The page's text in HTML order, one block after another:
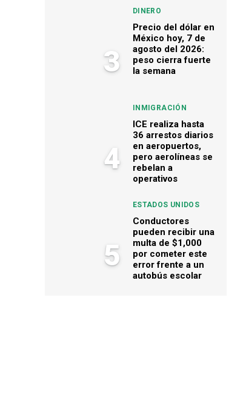
3
DINERO
Precio del dólar en
México hoy, 7 de
agosto del 2026:
peso cierra fuerte
la semana
4
INMIGRACIÓN
ICE realiza hasta
36 arrestos diarios
en aeropuertos,
pero aerolíneas se
rebelan a
operativos
5
ESTADOS UNIDOS
Conductores
pueden recibir una
multa de $1,000
por cometer este
error frente a un
autobús escolar